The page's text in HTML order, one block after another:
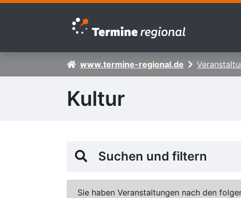
Zur Navigation springen
Zum Inhalt springen
www.termine-regional.de
Kultur
Suchen und filtern
Sie haben Veranstaltungen nach den